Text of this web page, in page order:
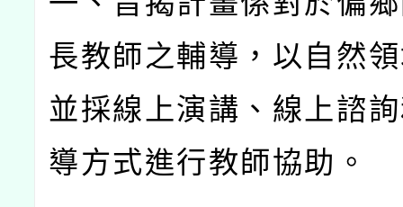
長教師之輔導，以自然
並採線上演講、線上諮
導方式進行教師協助。